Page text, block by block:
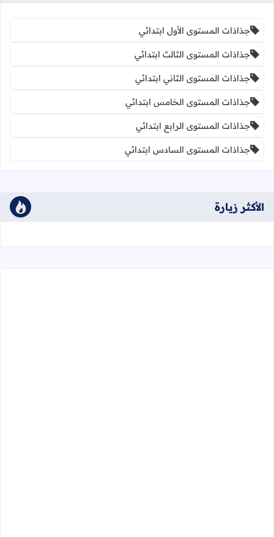
جذاذات المستوى الأول ابتدائي
جذاذات المستوى الثالث ابتدائي
جذاذات المستوى الثاني ابتدائي
جذاذات المستوى الخامس ابتدائي
جذاذات المستوى الرابع ابتدائي
جذاذات المستوى السادس ابتدائي
الأكثر زيارة